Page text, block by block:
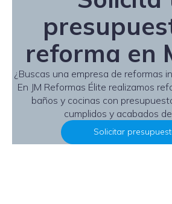
reforma en
¿Buscas una empresa de reformas
En JM Reformas Élite realizamos
baños y cocinas con
cumplidos y acabados
Solicitar